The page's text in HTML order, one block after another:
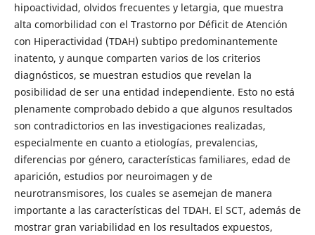
hipoactividad, olvidos frecuentes y letargia, que muestra
alta comorbilidad con el Trastorno por Déficit de Atención
con Hiperactividad (TDAH) subtipo predominantemente
inatento, y aunque comparten varios de los criterios
diagnósticos, se muestran estudios que revelan la
posibilidad de ser una entidad independiente. Esto no está
plenamente comprobado debido a que algunos resultados
son contradictorios en las investigaciones realizadas,
especialmente en cuanto a etiologías, prevalencias,
diferencias por género, características familiares, edad de
aparición, estudios por neuroimagen y de
neurotransmisores, los cuales se asemejan de manera
importante a las características del TDAH. El SCT, además de
mostrar gran variabilidad en los resultados expuestos,